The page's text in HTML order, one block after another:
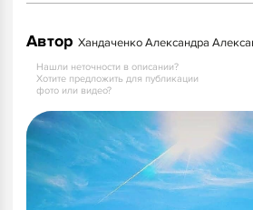
Автор Хандаченко Александра
Нашли неточности в описании?
Хотите предложить для публикации
фото или видео?